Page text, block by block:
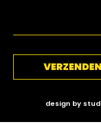
design by